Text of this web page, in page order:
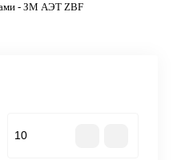
- ЗМ АЭТ ZBF